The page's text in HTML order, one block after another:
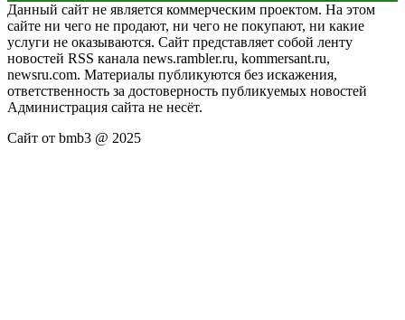
Данный сайт не является коммерческим проектом. На этом
сайте ни чего не продают, ни чего не покупают, ни какие
услуги не оказываются. Сайт представляет собой ленту
новостей RSS канала news.rambler.ru, kommersant.ru,
newsru.com. Материалы публикуются без искажения,
ответственность за достоверность публикуемых новостей
Администрация сайта не несёт.
Сайт от bmb3 @ 2025